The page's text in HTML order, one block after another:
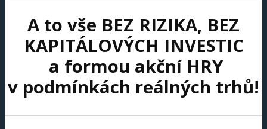
A to vše BEZ RIZIKA, BEZ
KAPITÁLOVÝCH INVESTIC
a formou akční HRY
v podmínkách reálných trhů!